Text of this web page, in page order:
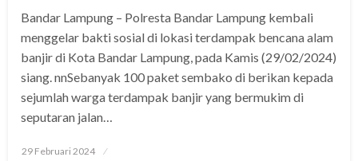
Bandar Lampung – Polresta Bandar Lampung kembali
menggelar bakti sosial di lokasi terdampak bencana alam
banjir di Kota Bandar Lampung, pada Kamis (29/02/2024)
siang. nnSebanyak 100 paket sembako di berikan kepada
sejumlah warga terdampak banjir yang bermukim di
seputaran jalan…
Posted
29 Februari 2024